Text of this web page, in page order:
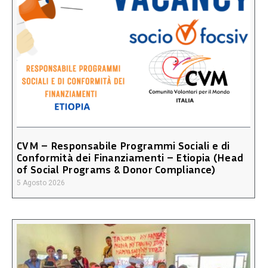
CVM – Responsabile Programmi Sociali e di
Conformità dei Finanziamenti – Etiopia (Head
of Social Programs & Donor Compliance)
5 Agosto 2026